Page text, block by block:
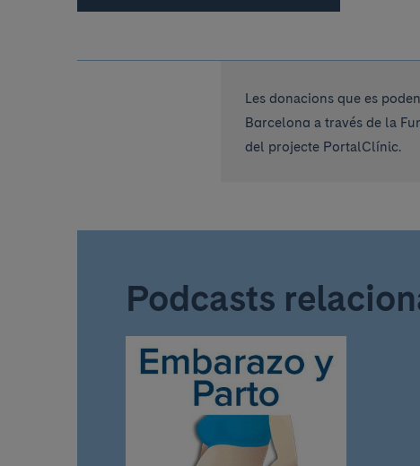
Les donacions que es
Barcelona a través de la
del projecte PortalClínic.
Podcasts